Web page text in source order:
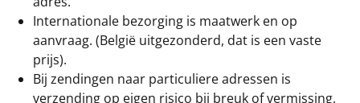
Internationale bezorging is maatwerk en op
aanvraag. (België uitgezonderd, dat is een vaste
prijs).
Bij zendingen naar particuliere adressen is
verzending op eigen risico bij breuk of vermissing.